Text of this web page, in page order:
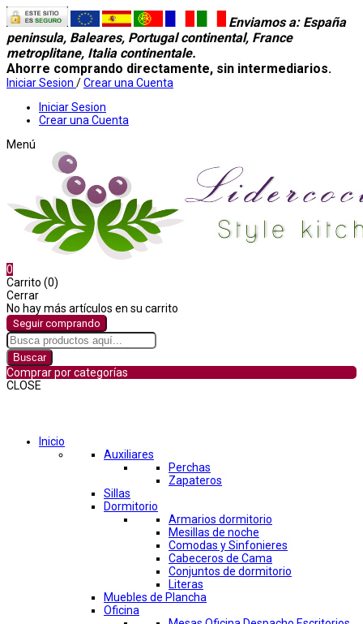
Enviamos a: España
peninsula, Baleares, Portugal continental, France
metroplitane, Italia continentale.
Ahorre comprando directamente, sin intermediarios.
Iniciar Sesion /Crear una Cuenta
Iniciar Sesion
Crear una Cuenta
Menú
0
Carrito (0)
Cerrar
No hay más artículos en su carrito
Seguir comprando
Buscar
Comprar por categorías
CLOSE
Inicio
Auxiliares
Perchas
Zapateros
Sillas
Dormitorio
Armarios dormitorio
Mesillas de noche
Comodas y Sinfonieres
Cabeceros de Cama
Conjuntos de dormitorio
Literas
Muebles de Plancha
Oficina